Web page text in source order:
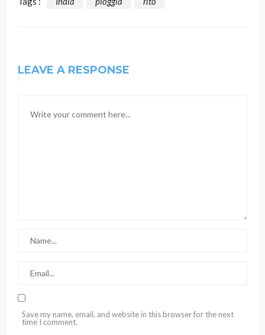
LEAVE A RESPONSE
Save my name, email, and website in this browser for the next
time I comment.